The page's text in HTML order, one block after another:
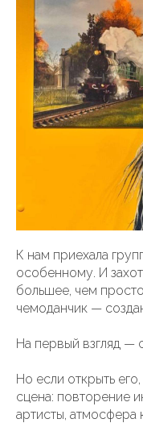
К нам приехала
особенному. И
большее, чем
чемоданчик —
На первый взгляд —
Но если открыть
сцена: повторение
артисты, атмосфера